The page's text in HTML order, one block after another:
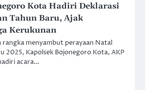
Kota Hadiri Deklarasi
Tahun Baru, Ajak
Kerukunan
rangka menyambut perayaan Natal
2025, Kapolsek Bojonegoro Kota, AKP
acara…